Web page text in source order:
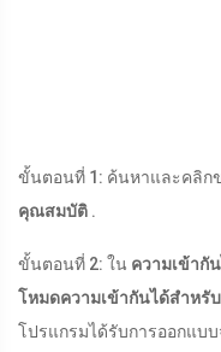
ขั้นตอนที่ 1: ค้นหาและคลิก
คุณสมบัติ .
ขั้นตอนที่ 2: ใน ความเข้ากั
โหมดความเข้ากันได้สำหรั
โปรแกรมได้รับการออกแบ